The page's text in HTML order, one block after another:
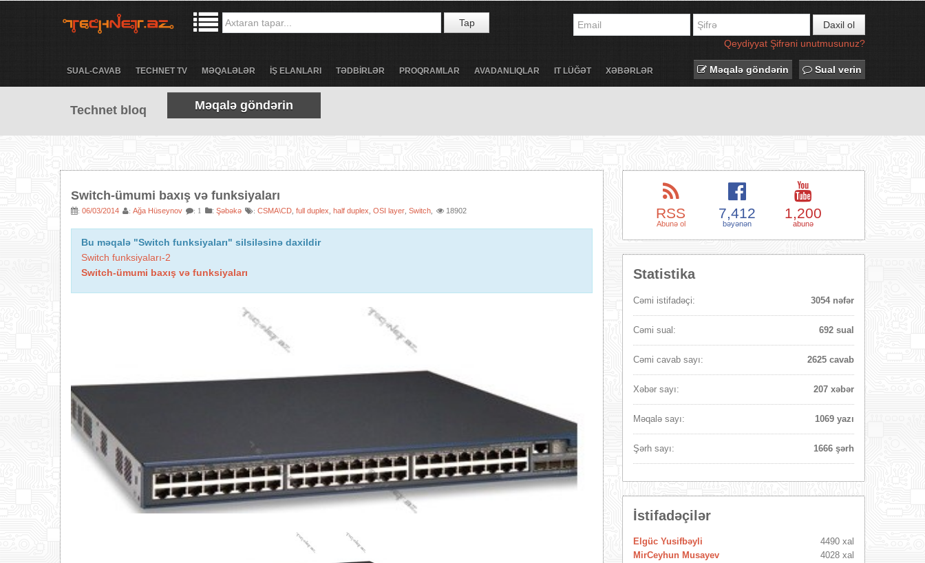
Tap
Daxil ol
Qeydiyyat Şifrəni unutmusunuz?
SUAL-CAVAB TECHNET TV MƏQALƏLƏR İŞ ELANLARI TƏDBİRLƏR PROQRAMLAR AVADANLIQLAR IT LÜĞƏT XƏBƏRLƏR Məqalə göndərin Sual verin
Technet bloq Məqalə göndərin
Switch-ümumi baxış və funksiyaları
: 06/03/2014 : Ağa Hüseynov : 1 : Şəbəkə : CSMA\CD full duplex half duplex OSI layer Switch 18902
Bu məqalə "Switch funksiyaları" silsiləsinə daxildir
Switch funksiyaları-2
Switch-ümumi baxış və funksiyaları
RSS
Abunə ol
7,412
bəyənən
1,200
abunə
Statistika
Cəmi istifadəçi: 3054 nəfər
Cəmi sual: 692 sual
Cəmi cavab sayı: 2625 cavab
Xəbər sayı: 207 xəbər
Məqalə sayı: 1069 yazı
Şərh sayı: 1666 şərh
İstifadəçilər
Elgüc Yusifbəyli
4490 xal
MirCeyhun Musayev
4028 xal